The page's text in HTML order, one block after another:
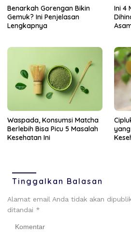
Benarkah Gorengan Bikin
Gemuk? Ini Penjelasan
Lengkapnya
Ini 4
Waspada, Konsumsi Matcha
Berlebih Bisa Picu 5 Masalah
Kesehatan Ini
Tinggalkan Balasan
Alamat email Anda tidak akan
ditandai *